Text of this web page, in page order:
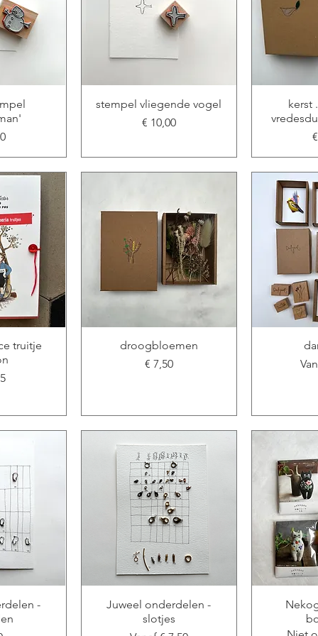
stempel vliegende vogel
Prijs
€ 10,00
kerst
truitje
droogbloemen
Prijs
€ 7,50
-
Juweel onderdelen -
slotjes